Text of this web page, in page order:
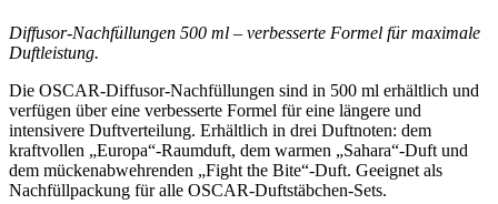
Diffusor-Nachfüllungen 500 ml – verbesserte Formel für maximale
Duftleistung.
Die OSCAR-Diffusor-Nachfüllungen sind in 500 ml erhältlich und
verfügen über eine verbesserte Formel für eine längere und
intensivere Duftverteilung. Erhältlich in drei Duftnoten: dem
kraftvollen „Europa“-Raumduft, dem warmen „Sahara“-Duft und
dem mückenabwehrenden „Fight the Bite“-Duft. Geeignet als
Nachfüllpackung für alle OSCAR-Duftstäbchen-Sets.